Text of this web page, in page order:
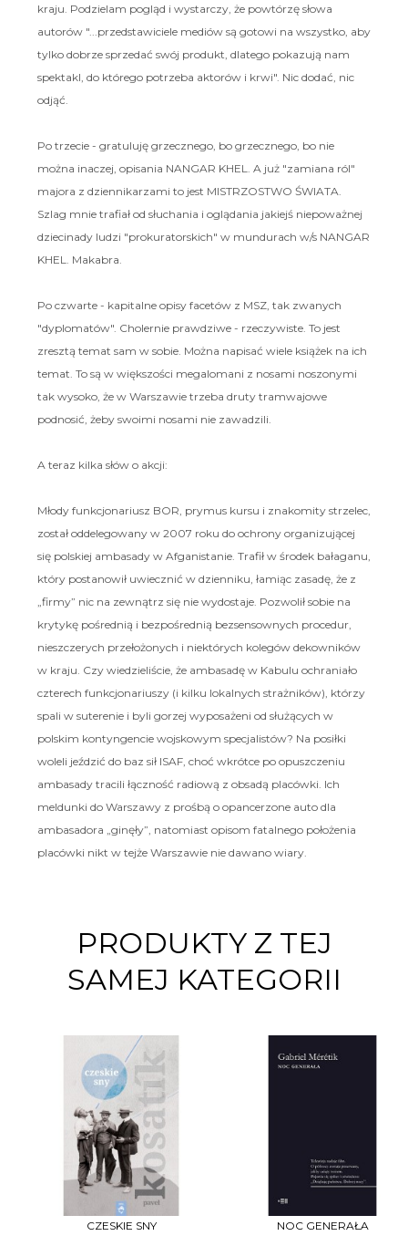
kraju. Podzielam pogląd i wystarczy, że powtórzę słowa
autorów "...przedstawiciele mediów są gotowi na wszystko, aby
tylko dobrze sprzedać swój produkt, dlatego pokazują nam
spektakl, do którego potrzeba aktorów i krwi". Nic dodać, nic
odjąć.
Po trzecie - gratuluję grzecznego, bo grzecznego, bo nie
można inaczej, opisania NANGAR KHEL. A już "zamiana ról"
majora z dziennikarzami to jest MISTRZOSTWO ŚWIATA.
Szlag mnie trafiał od słuchania i oglądania jakiejś niepoważnej
dziecinady ludzi "prokuratorskich" w mundurach w/s NANGAR
KHEL. Makabra.
Po czwarte - kapitalne opisy facetów z MSZ, tak zwanych
"dyplomatów". Cholernie prawdziwe - rzeczywiste. To jest
zresztą temat sam w sobie. Można napisać wiele książek na ich
temat. To są w większości megalomani z nosami noszonymi
tak wysoko, że w Warszawie trzeba druty tramwajowe
podnosić, żeby swoimi nosami nie zawadzili.
A teraz kilka słów o akcji:
Młody funkcjonariusz BOR, prymus kursu i znakomity strzelec,
został oddelegowany w 2007 roku do ochrony organizującej
się polskiej ambasady w Afganistanie. Trafił w środek bałaganu,
który postanowił uwiecznić w dzienniku, łamiąc zasadę, że z
„firmy” nic na zewnątrz się nie wydostaje. Pozwolił sobie na
krytykę pośrednią i bezpośrednią bezsensownych procedur,
nieszczerych przełożonych i niektórych kolegów dekowników
w kraju. Czy wiedzieliście, że ambasadę w Kabulu ochraniało
czterech funkcjonariuszy (i kilku lokalnych strażników), którzy
spali w suterenie i byli gorzej wyposażeni od służących w
polskim kontyngencie wojskowym specjalistów? Na posiłki
woleli jeździć do baz sił ISAF, choć wkrótce po opuszczeniu
ambasady tracili łączność radiową z obsadą placówki. Ich
meldunki do Warszawy z prośbą o opancerzone auto dla
ambasadora „ginęły”, natomiast opisom fatalnego położenia
placówki nikt w tejże Warszawie nie dawano wiary.
PRODUKTY Z TEJ
SAMEJ KATEGORII
CZESKIE SNY NOC GENERAŁA